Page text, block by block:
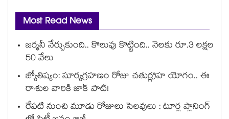
Most Read News
జర్మనీ నేర్చుకుంది.. కొలువు కొట్టింది.. నెలకు రూ.3 లక్షల
50 వేలు
జ్యోతిష్యం: సూర్యగ్రహణం రోజు చతుర్గ్రహ యోగం.. ఈ
రాశుల వారికి జాక్ పాట్!
రేపటి నుంచి మూడు రోజులు సెలవులు : టూర్ల ప్లానింగ్